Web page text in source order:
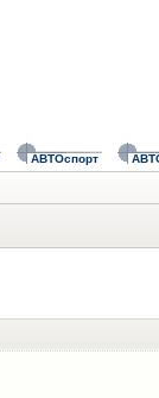
АВТОспорт